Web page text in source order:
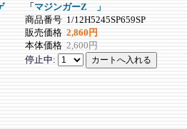
「マジンガーZ 」
商品番号 1/12H5245SP659SP
販売価格 2,860円
本体価格 2,600円
停止中: